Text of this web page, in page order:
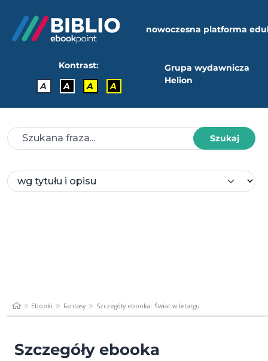
nowoczesna platforma
Kontrast:
A
A A A
Grupa wydawnicza
Helion
Szukaj
Ebooki Fantasy Szczegóły ebooka: Świat w letargu
Szczegóły ebooka